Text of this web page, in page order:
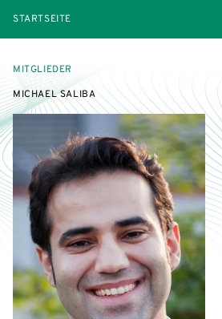
STARTSEITE
MITGLIEDER
MICHAEL SALIBA